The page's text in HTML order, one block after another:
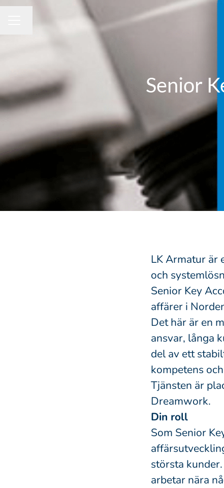
KARRIÄRMENY
Byt språk
Senior
LK Armatur är
och
Senior Key
affärer i
Det här är en
ansvar, långa
del av ett
kompetens
Tjänsten är
Dreamwork.
Din roll
Som Senior
största
arbetar nära